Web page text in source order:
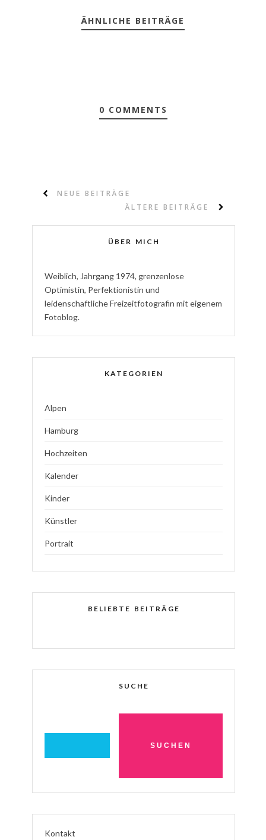
ÄHNLICHE BEITRÄGE
0 COMMENTS
NEUE BEITRÄGE
ÄLTERE BEITRÄGE
ÜBER MICH
Weiblich, Jahrgang 1974, grenzenlose
Optimistin, Perfektionistin und
leidenschaftlicheFreizeitfotografin mit eigenem
Fotoblog.
KATEGORIEN
Alpen
Hamburg
Hochzeiten
Kalender
Kinder
Künstler
Portrait
BELIEBTE BEITRÄGE
SUCHE
Kontakt